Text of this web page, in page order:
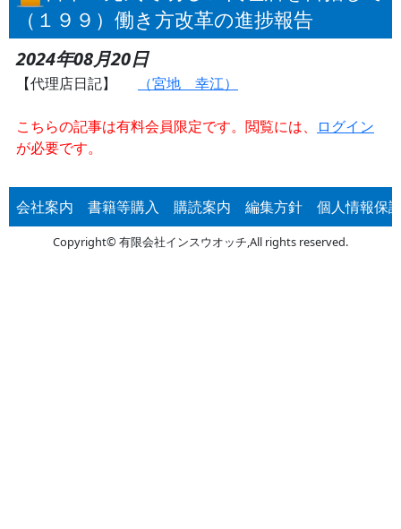
（１９９）働き方改革の進捗報告
2024年08月20日
【代理店日記】 （宮地 幸江）
こちらの記事は有料会員限定です。閲覧には、
ログイン
が必要です。
会社案内 書籍等購入 購読案内 編集方針 個人情報保
Copyright© 有限会社インスウオッチ,All rights reserved.